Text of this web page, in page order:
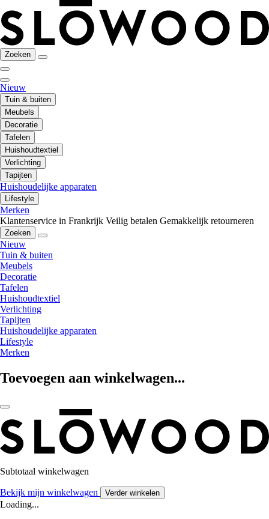
Zoeken
Nieuw
Tuin & buiten
Meubels
Decoratie
Tafelen
Huishoudtextiel
Verlichting
Tapijten
Huishoudelijke apparaten
Lifestyle
Merken
Klantenservice in Frankrijk Veilig betalen Gemakkelijk retourneren
Zoeken
Nieuw
Tuin & buiten
Meubels
Decoratie
Tafelen
Huishoudtextiel
Verlichting
Tapijten
Huishoudelijke apparaten
Lifestyle
Merken
Toevoegen aan winkelwagen...
Subtotaal winkelwagen
Bekijk mijn winkelwagen Verder winkelen
Loading...